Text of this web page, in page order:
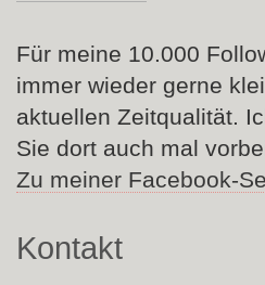
Für meine 10.000
immer wieder gerne
aktuellen Zeitqualität.
Sie dort auch mal
Zu meiner Facebook-
Kontakt